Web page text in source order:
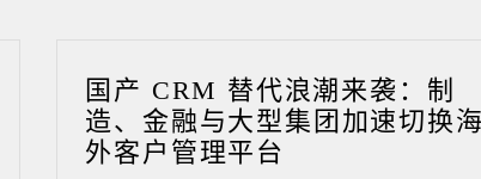
国产 CRM 替代浪潮来袭：制
造、金融与大型集团加速切换海
外客户管理平台